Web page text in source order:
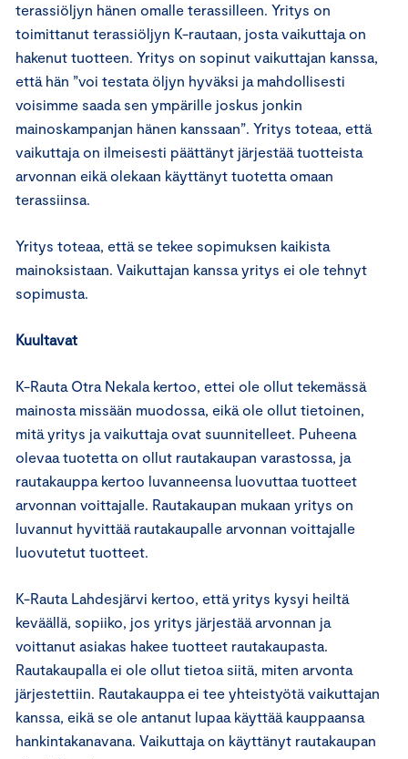
terassiöljyn hänen omalle terassilleen. Yritys on
toimittanut terassiöljyn K-rautaan, josta vaikuttaja on
hakenut tuotteen. Yritys on sopinut vaikuttajan kanssa,
että hän ”voi testata öljyn hyväksi ja mahdollisesti
voisimme saada sen ympärille joskus jonkin
mainoskampanjan hänen kanssaan”. Yritys toteaa, että
vaikuttaja on ilmeisesti päättänyt järjestää tuotteista
arvonnan eikä olekaan käyttänyt tuotetta omaan
terassiinsa.
Yritys toteaa, että se tekee sopimuksen kaikista
mainoksistaan. Vaikuttajan kanssa yritys ei ole tehnyt
sopimusta.
Kuultavat
K-Rauta Otra Nekala kertoo, ettei ole ollut tekemässä
mainosta missään muodossa, eikä ole ollut tietoinen,
mitä yritys ja vaikuttaja ovat suunnitelleet. Puheena
olevaa tuotetta on ollut rautakaupan varastossa, ja
rautakauppa kertoo luvanneensa luovuttaa tuotteet
arvonnan voittajalle. Rautakaupan mukaan yritys on
luvannut hyvittää rautakaupalle arvonnan voittajalle
luovutetut tuotteet.
K-Rauta Lahdesjärvi kertoo, että yritys kysyi heiltä
keväällä, sopiiko, jos yritys järjestää arvonnan ja
voittanut asiakas hakee tuotteet rautakaupasta.
Rautakaupalla ei ole ollut tietoa siitä, miten arvonta
järjestettiin. Rautakauppa ei tee yhteistyötä vaikuttajan
kanssa, eikä se ole antanut lupaa käyttää kauppaansa
hankintakanavana. Vaikuttaja on käyttänyt rautakaupan